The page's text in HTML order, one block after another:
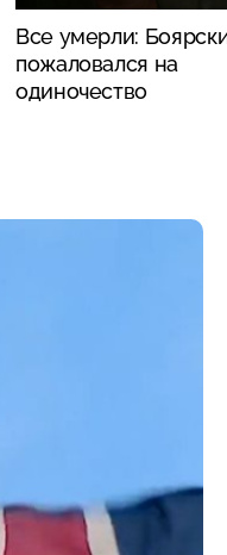
Все умерли:
пожаловался на
одиночество